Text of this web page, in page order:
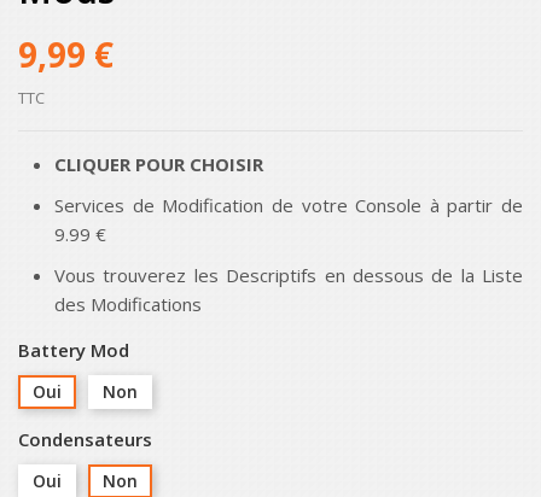
9,99 €
TTC
CLIQUER POUR CHOISIR
Services de Modification de votre Console à partir de
9.99 €
Vous trouverez les Descriptifs en dessous de la Liste
des Modifications
Battery Mod
Oui Non
Condensateurs
Oui Non